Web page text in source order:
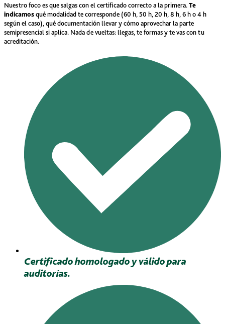
Nuestro foco es que salgas con el certificado correcto a la primera.Te
indicamosqué modalidad te corresponde (60 h, 50 h, 20 h, 8 h, 6 h o 4 h
según el caso), qué documentación llevar y cómo aprovechar la parte
semipresencial si aplica. Nada de vueltas: llegas, te formas y te vas con tu
acreditación.
Certificado homologado y válido para
auditorías.